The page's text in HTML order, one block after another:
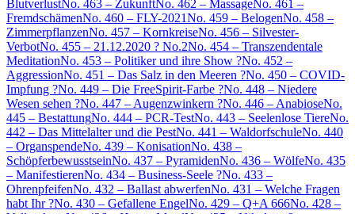
BlutverlustNo. 463 – ZukunftNo. 462 – MassageNo. 461 –
FremdschämenNo. 460 – FLY-2021No. 459 – BelogenNo. 458 –
ZimmerpflanzenNo. 457 – KornkreiseNo. 456 – Silvester-
VerbotNo. 455 – 21.12.2020 ? No.2No. 454 – Transzendentale
MeditationNo. 453 – Politiker und ihre Show ?No. 452 –
AggressionNo. 451 – Das Salz in den Meeren ?No. 450 – COVID-
Impfung ?No. 449 – Die FreeSpirit-Farbe ?No. 448 – Niedere
Wesen sehen ?No. 447 – Augenzwinkern ?No. 446 – AnabioseNo.
445 – BestattungNo. 444 – PCR-TestNo. 443 – Seelenlose TiereNo.
442 – Das Mittelalter und die PestNo. 441 – WaldorfschuleNo. 440
– OrganspendeNo. 439 – KonisationNo. 438 –
SchöpferbewusstseinNo. 437 – PyramidenNo. 436 – WölfeNo. 435
– ManifestierenNo. 434 – Business-Seele ?No. 433 –
OhrenpfeifenNo. 432 – Ballast abwerfenNo. 431 – Welche Fragen
habt Ihr ?No. 430 – Gefallene EngelNo. 429 – Q+A 666No. 428 –